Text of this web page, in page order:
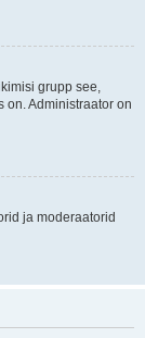
grupp see,
Administraator on
ja moderaatorid